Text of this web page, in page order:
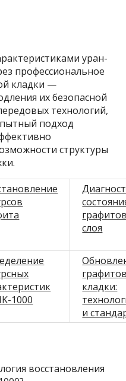
уран-
профессиональное
кладки —
их безопасной
технологий,
подход
структуры
слоя
1000
кладки:
и
восстановления